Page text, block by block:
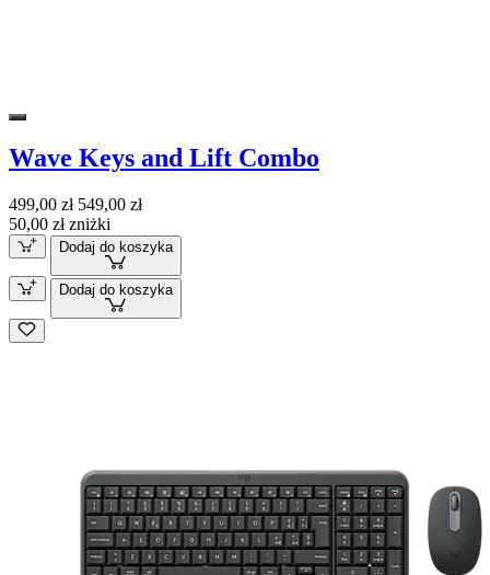
Wave Keys and Lift Combo
499,00 zł 549,00 zł
50,00 zł zniżki
Dodaj do koszyka
Dodaj do koszyka